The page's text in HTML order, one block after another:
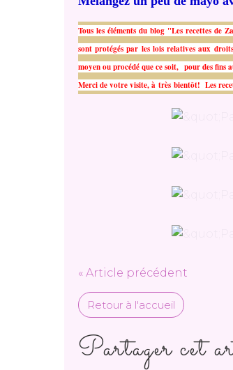
Tous les éléments du blog "Les recettes de
sont protégés par les lois relatives aux
moyen ou procédé que ce soit, pour des fins
Merci de votre visite, à très bientôt! Les
« Article précédent
Retour à l'accueil
Partager cet